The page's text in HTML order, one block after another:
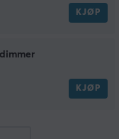
KJØP
KJØP